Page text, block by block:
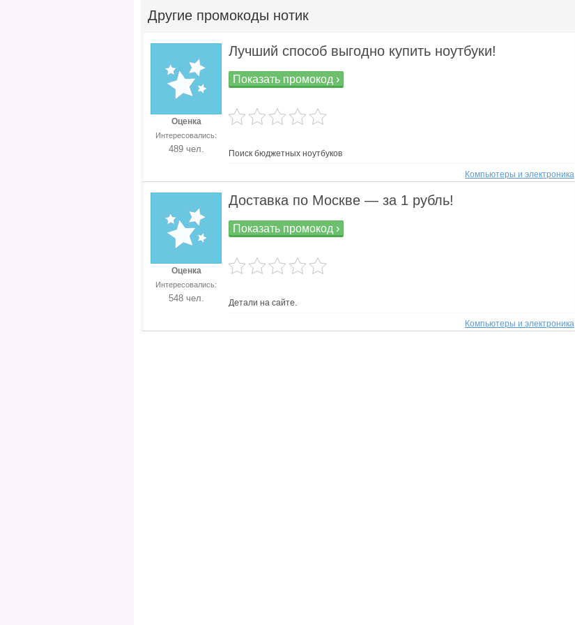
Другие промокоды нотик
Оценка
Интересовались:
489 чел.
Лучший способ выгодно купить ноутбуки!
Показать промокод ›
Поиск бюджетных ноутбуков
Компьютеры и электроника
Оценка
Интересовались:
548 чел.
Доставка по Москве — за 1 рубль!
Показать промокод ›
Детали на сайте.
Компьютеры и электроника